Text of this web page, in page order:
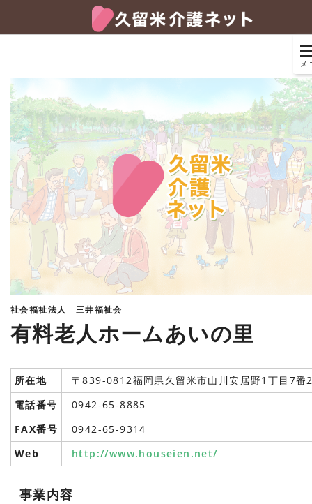
メ
社会福祉法人 三井福祉会
有料老人ホームあいの里
所在地
〒839-0812福岡県久留米市山川安居野1丁目7番
電話番号
0942-65-8885
FAX番号
0942-65-9314
Web
http://www.houseien.net/
事業内容